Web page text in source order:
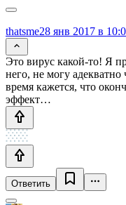
thatsme28 янв 2017 в
Это вирус какой-то! Я
него, не могу
время кажется, что
эффект…
Ответить